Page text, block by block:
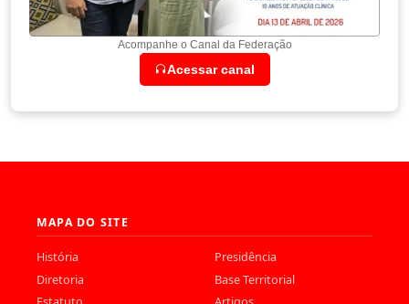
Acompanhe o Canal da Federação
Acessar canal
MAPA DO SITE
História
Presidência
Diretoria
Base Territorial